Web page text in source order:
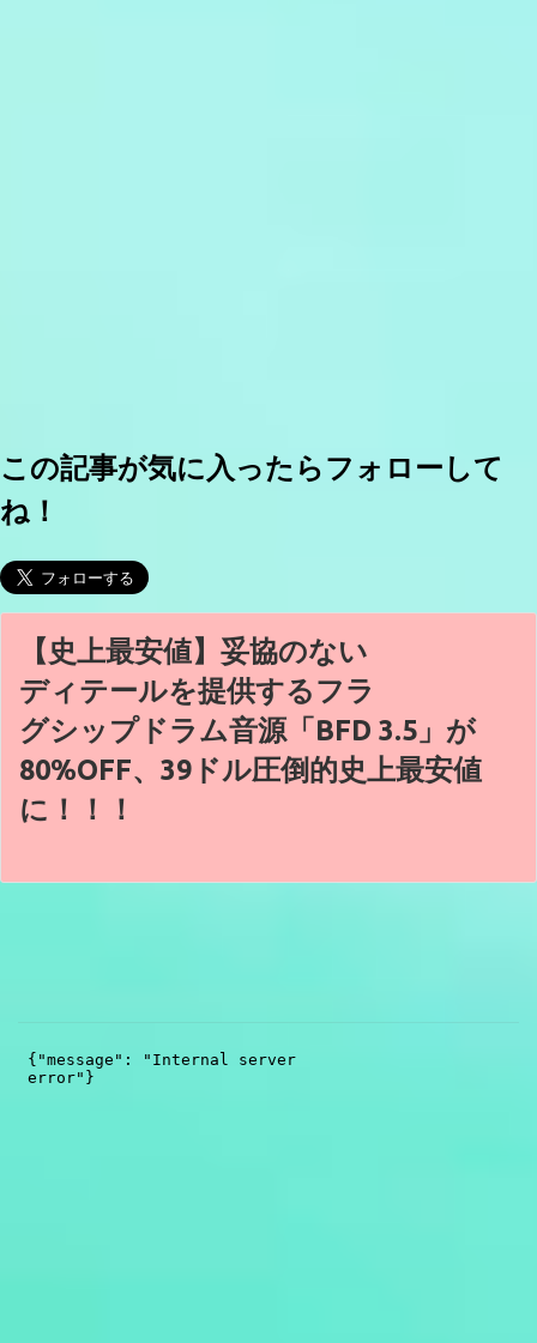
この記事が気に入ったらフォローして
ね！
【史上最安値】妥協のない
ディテールを提供するフラ
グシップドラム音源「BFD 3.5」が
80%OFF、39ドル圧倒的史上最安値
に！！！